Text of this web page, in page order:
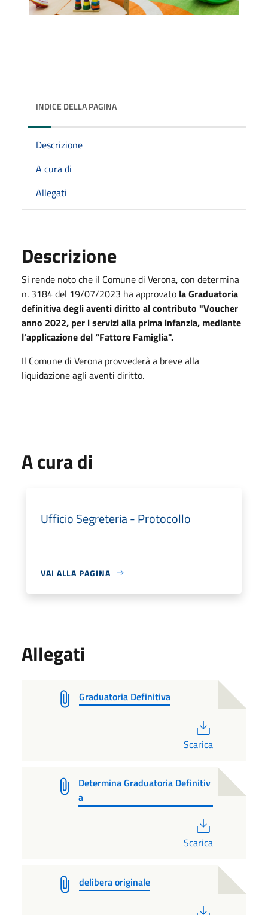
INDICE DELLA PAGINA
Descrizione
A cura di
Allegati
Descrizione
Si rende noto che il Comune di Verona, con determina
n. 3184 del 19/07/2023 ha approvato la Graduatoria
definitiva degli aventi diritto al contributo "Voucher
anno 2022, per i servizi alla prima infanzia, mediante
l’applicazione del “Fattore Famiglia".
Il Comune di Verona provvederà a breve alla
liquidazione agli aventi diritto.
A cura di
Ufficio Segreteria - Protocollo
VAI ALLA PAGINA
Allegati
Graduatoria Definitiva
Scarica
Determina Graduatoria Definitiv
a
Scarica
delibera originale